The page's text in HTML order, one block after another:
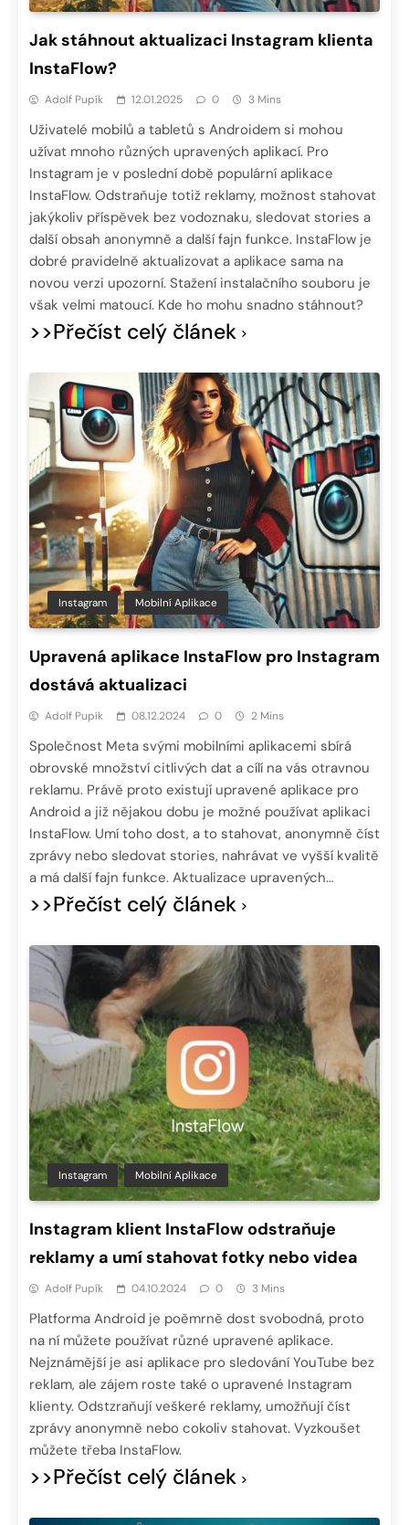
Jak stáhnout aktualizaci Instagram klienta
InstaFlow?
Adolf Pupík 12.01.2025 0 3 Mins
Uživatelé mobilů a tabletů s Androidem si mohou
užívat mnoho různých upravených aplikací. Pro
Instagram je v poslední době populární aplikace
InstaFlow. Odstraňuje totiž reklamy, možnost stahovat
jakýkoliv příspěvek bez vodoznaku, sledovat stories a
další obsah anonymně a další fajn funkce. InstaFlow je
dobré pravidelně aktualizovat a aplikace sama na
novou verzi upozorní. Stažení instalačního souboru je
však velmi matoucí. Kde ho mohu snadno stáhnout?
>>Přečíst celý článek
Instagram Mobilní Aplikace
Upravená aplikace InstaFlow pro Instagram
dostává aktualizaci
Adolf Pupík 08.12.2024 0 2 Mins
Společnost Meta svými mobilními aplikacemi sbírá
obrovské množství citlivých dat a cílí na vás otravnou
reklamu. Právě proto existují upravené aplikace pro
Android a již nějakou dobu je možné používat aplikaci
InstaFlow. Umí toho dost, a to stahovat, anonymně číst
zprávy nebo sledovat stories, nahrávat ve vyšší kvalitě
a má další fajn funkce. Aktualizace upravených…
>>Přečíst celý článek
Instagram Mobilní Aplikace
Instagram klient InstaFlow odstraňuje
reklamy a umí stahovat fotky nebo videa
Adolf Pupík 04.10.2024 0 3 Mins
Platforma Android je poěmrně dost svobodná, proto
na ní můžete používat různé upravené aplikace.
Nejznámější je asi aplikace pro sledování YouTube bez
reklam, ale zájem roste také o upravené Instagram
klienty. Odstzraňují veškeré reklamy, umožňují číst
zprávy anonymně nebo cokoliv stahovat. Vyzkoušet
můžete třeba InstaFlow.
>>Přečíst celý článek